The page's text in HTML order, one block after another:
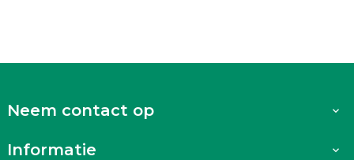
Neem contact op 
Informatie 